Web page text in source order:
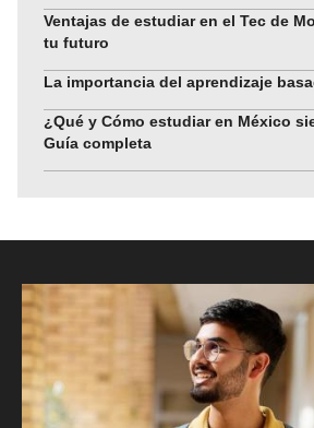
Ventajas de estudiar en el Tec de
tu futuro
La importancia del aprendizaje
¿Qué y Cómo estudiar en México
Guía completa